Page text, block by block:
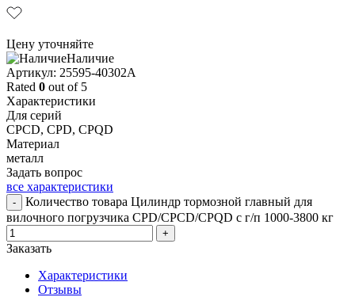
Цену уточняйте
Наличие
Aртикул: 25595-40302A
Rated 0 out of 5
Характеристики
Для серий
CPCD, CPD, CPQD
Материал
металл
Задать вопрос
все характеристики
-
Количество товара Цилиндр тормозной главный для
вилочного погрузчика CPD/CPCD/CPQD с г/п 1000-3800 кг
+
Заказать
Характеристики
Отзывы